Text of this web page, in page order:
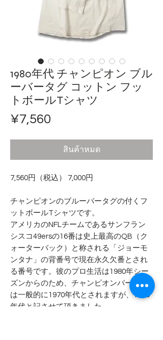
1980年代 チャンピオン ブル
ーバータグ コットン フッ
トボールTシャツ
¥7,560
สินค้าหมด
7,560円（税込） 7,000円
チャンピオンのブルーバータグの付くフ
ットボールTシャツです。
アメリカのNFLチームであるサンフラン
シスコ49ersの16番は史上最高のQB（ク
ォーターバック）と称される「ジョーモ
ンタナ」の背番号で現在永久欠番とされ
る番号です。彼のプロ生活は1980年シー
ズンからのため、チャンピオンバータグ
は一般的に1970年代とされますが、1980
年代と記させて頂きました。